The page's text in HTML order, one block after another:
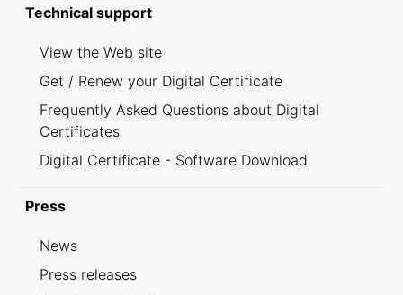
Technical support
View the Web site
Get / Renew your Digital Certificate
Frequently Asked Questions about Digital
Certificates
Digital Certificate - Software Download
Press
News
Press releases